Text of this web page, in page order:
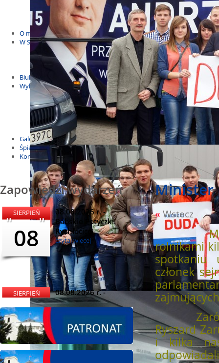
Kolonie Stegna 2020
Spotkanie w Bronowie
WYJAZDY
O mnie
W Sejmie
Patroni Roku 2016
Św. Jan Paweł II Patronem Roku 2015
10.04.2014 - Czwarta Roczniica Katastrofy Smoleńskiej
Biuletyny
Wybory
Wybory samorządowe
Wybory parlamentarne
Wybory do Parlamentu Europejskiego
Wybory prezydenckie 2020
Wybory 2014
Galeria
Śpiewnik
Kontakt
Zapowiedzi wydarzeń
SIERPIEŃ
08
08.08.2026 r. -
Babskie Potyczki.
Rychłocice
czytaj więcej
SIERPIEŃ
08
08.08.2026 r. -
Dożynki i
Minister
« Wstecz
Minister
rolnikami
spotkaniu
członek
Zarówno
Ryszard
i kilka